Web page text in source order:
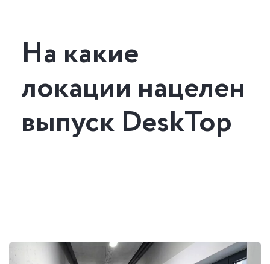
На какие
локации нацелен
выпуск DeskTop